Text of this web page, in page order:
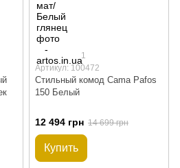
1
Артикул: 100472
Стильный комод Cama Pafos
150 Белый
12 494 грн 14 699 грн
Купить